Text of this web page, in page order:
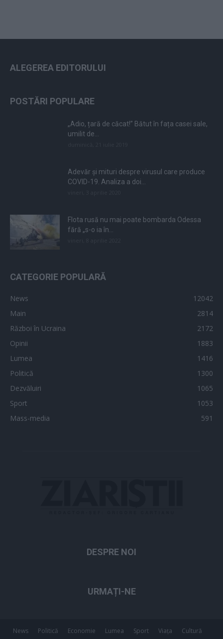
ALEGEREA EDITORULUI
POSTĂRI POPULARE
„Adio, țară de căcat!” Bătut în fața casei sale,
umilit de...
Adevăr și mituri despre virusul care produce
COVID-19. Analiza a doi...
Flota rusă nu mai poate bombarda Odessa
fără „s-o ia în...
CATEGORIE POPULARĂ
News
12042
Main
2814
Război în Ucraina
2172
Opinii
1883
Lumea
1416
Politică
1300
Dezvăluiri
1065
Sport
1053
Mass-media
591
DESPRE NOI
URMAȚI-NE
News Politică Economie Lumea Sport Viața
Cultură